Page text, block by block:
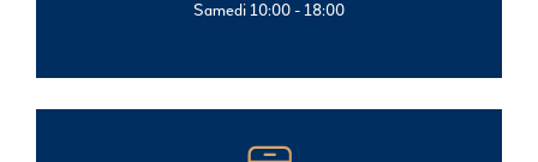
Samedi 10:00 - 18:00